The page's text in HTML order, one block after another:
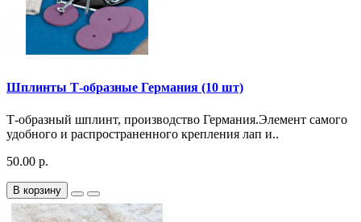
Шплинты Т-образные Германия (10 шт)
Т-образный шплинт, производство Германия.Элемент самого
удобного и распространенного крепления лап и..
50.00 р.
В корзину